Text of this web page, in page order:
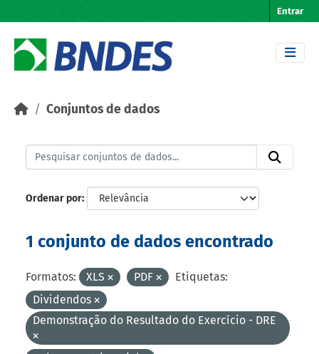
Entrar
Conjuntos de dados
Ordenar por
1 conjunto de dados encontrado
Formatos: XLS PDF
Etiquetas:
Dividendos
Demonstração do Resultado do Exercício - DRE